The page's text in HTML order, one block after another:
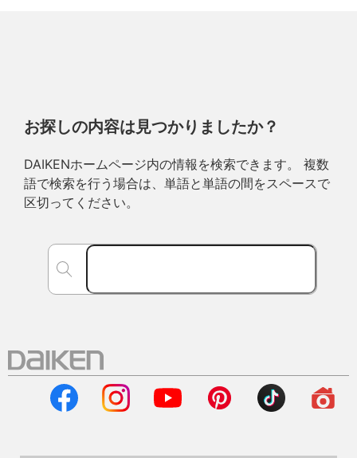
お探しの内容は見つかりましたか？
DAIKENホームページ内の情報を検索できます。 複数
語で検索を行う場合は、単語と単語の間をスペースで
区切ってください。